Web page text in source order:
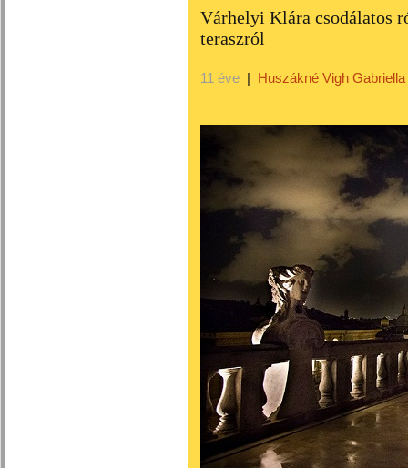
Várhelyi Klára csodálatos
teraszról
11 éve | Huszákné Vigh Gabriella